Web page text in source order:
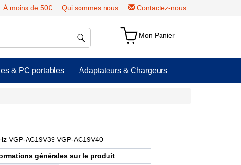
À moins de 50€ Qui sommes nous Contactez-nous
Mon Panier
& PC portables Adaptateurs & Chargeurs
VGP-AC19V39 VGP-AC19V40
générales sur le produit